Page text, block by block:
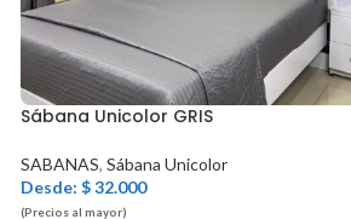
Sábana Unicolor GRIS
SABANAS, Sábana Unicolor
Desde: $32.000
(Precios al mayor)